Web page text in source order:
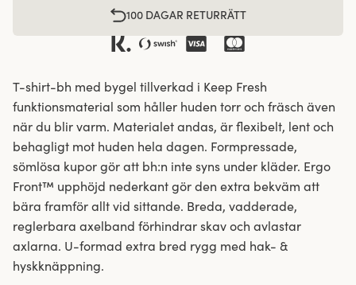
100 DAGAR RETURRÄTT
T-shirt-bh med bygel tillverkad i Keep Fresh
funktionsmaterial som håller huden torr och fräsch även
när du blir varm. Materialet andas, är flexibelt, lent och
behagligt mot huden hela dagen. Formpressade,
sömlösa kupor gör att bh:n inte syns under kläder. Ergo
Front™ upphöjd nederkant gör den extra bekväm att
bära framför allt vid sittande. Breda, vadderade,
reglerbara axelband förhindrar skav och avlastar
axlarna. U-formad extra bred rygg med hak- &
hyskknäppning.